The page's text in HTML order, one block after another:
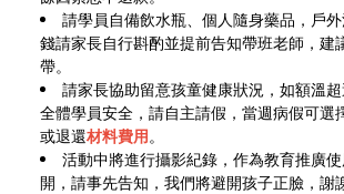
請學員自備飲水瓶、個人隨身藥品，戶
錢請家長自行斟酌並提前告知帶班老師，建
帶。
請家長協助留意孩童健康狀況，如額溫
全體學員安全，請自主請假，當週病假可選
或退還材料費用。
活動中將進行攝影紀錄，作為教育推廣
開，請事先告知，我們將避開孩子正臉，謝